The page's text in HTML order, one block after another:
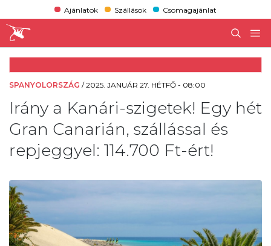
Ajánlatok Szállások Csomagajánlat
SPANYOLORSZÁG /2025. JANUÁR 27. HÉTFŐ - 08:00
Irány a Kanári-szigetek! Egy hét
Gran Canarián, szállással és
repjeggyel: 114.700 Ft-ért!